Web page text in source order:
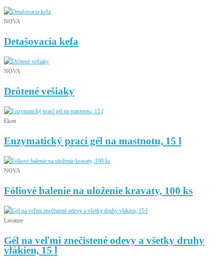
NOVA
Detašovacia kefa
NOVA
Drôtené vešiaky
Ekon
Enzymatický prací gél na mastnotu, 15 l
NOVA
Fóliové balenie na uloženie kravaty, 100 ks
Lavatute
Gél na veľmi znečistené odevy a všetky druhy
vlákien, 15 l